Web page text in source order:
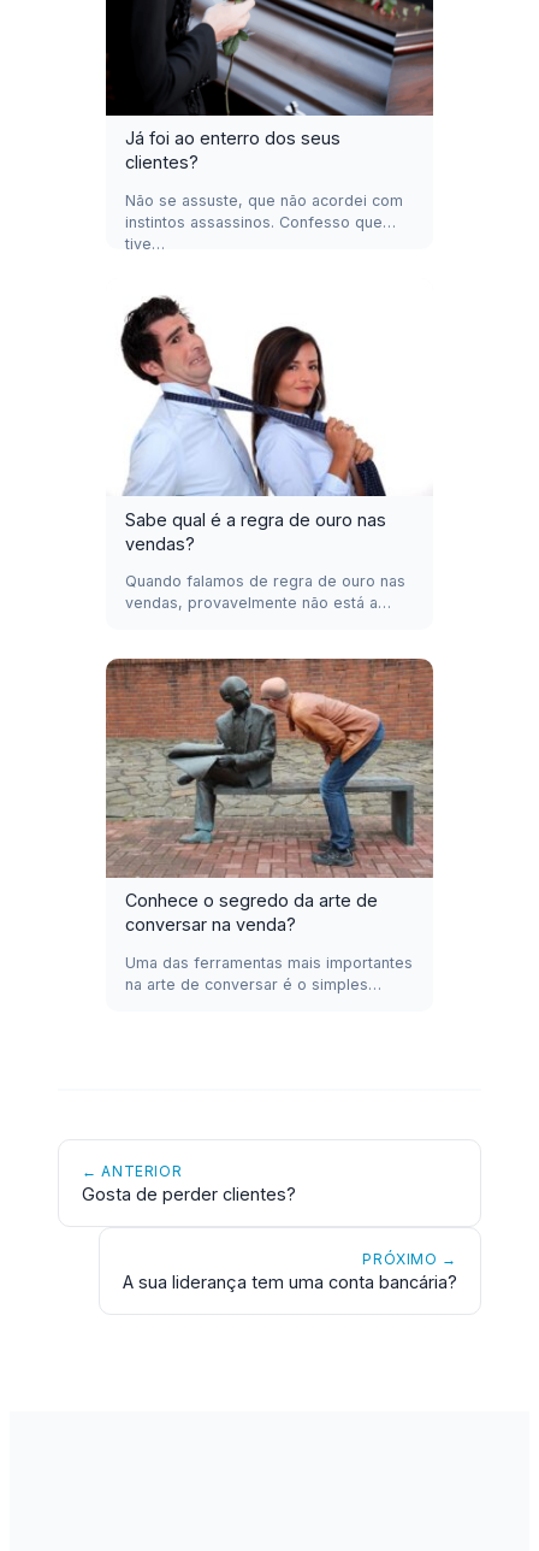
Já foi ao enterro dos seus
clientes?
Não se assuste, que não acordei com
instintos assassinos. Confesso que
tive…
Sabe qual é a regra de ouro nas
vendas?
Quando falamos de regra de ouro nas
vendas, provavelmente não está a…
Conhece o segredo da arte de
conversar na venda?
Uma das ferramentas mais importantes
na arte de conversar é o simples…
← ANTERIOR
Gosta de perder clientes?
PRÓXIMO →
A sua liderança tem uma conta bancária?